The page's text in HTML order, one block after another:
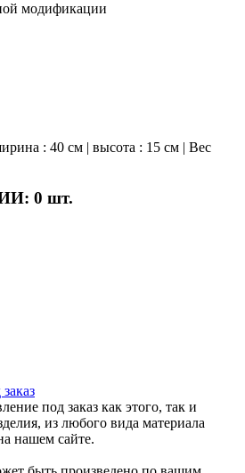
модификации
: 40 см | высота : 15 см | Вес
0 шт.
под заказ как этого, так и
из любого вида материала
нашем сайте.